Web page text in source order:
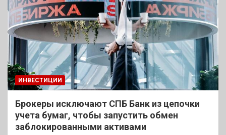
ИНВЕСТИЦИИ
Брокеры исключают СПБ Банк из цепочки
учета бумаг, чтобы запустить обмен
заблокированными активами